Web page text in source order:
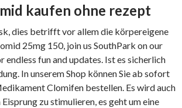
kaufen ohne rezept
dies betrifft vor allem die körpereigene
25mg 150, join us SouthPark on our
fun and updates. Ist es sicherlich
In unserem Shop können Sie ab sofort
Clomifen bestellen. Es wird auch
zu stimulieren, es geht um eine